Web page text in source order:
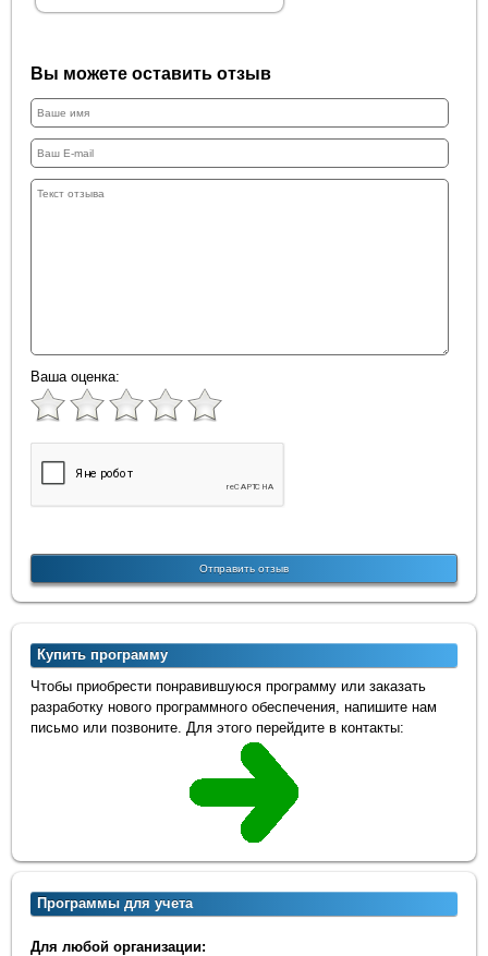
Вы можете оставить отзыв
Ваша оценка:
Купить программу
Чтобы приобрести понравившуюся программу или заказать
разработку нового программного обеспечения, напишите нам
письмо или позвоните. Для этого перейдите в контакты:
Программы для учета
Для любой организации: